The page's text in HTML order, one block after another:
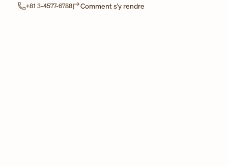
+81 3-4577-6788 Comment s'y rendre